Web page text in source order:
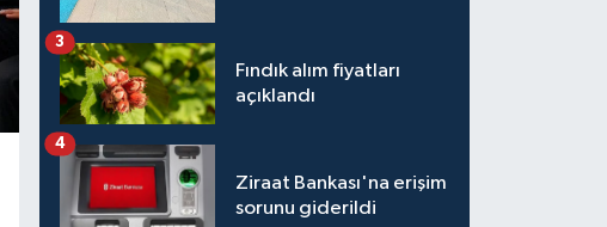
Fındık alım fiyatları
açıklandı
3
Ziraat Bankası'na erişim
sorunu giderildi
4